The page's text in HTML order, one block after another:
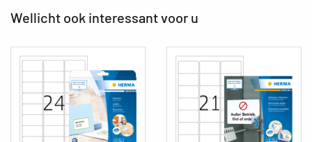
Wellicht ook interessant voor u